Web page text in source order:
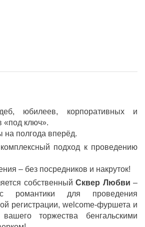
юбилеев, корпоративных и
«под ключ».
на полгода вперёд.
подход к проведению
– без посредников и накруток!
собственныйСквер Любви –
романтики для проведения
регистрации, welcome-фуршета и
торжества бенгальскими